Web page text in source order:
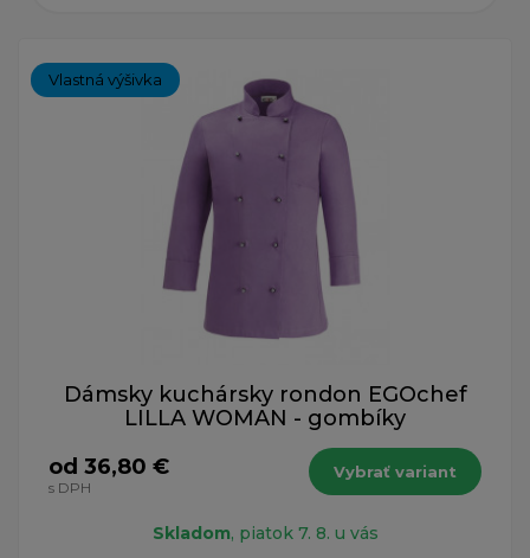
Vlastná výšivka
Dámsky kuchársky rondon EGOchef
LILLA WOMAN - gombíky
od 36,80 €
s DPH
Vybrať variant
Skladom, piatok 7. 8. u vás